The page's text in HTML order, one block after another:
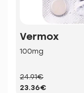
Vermox
100mg
24.91€
23.36€